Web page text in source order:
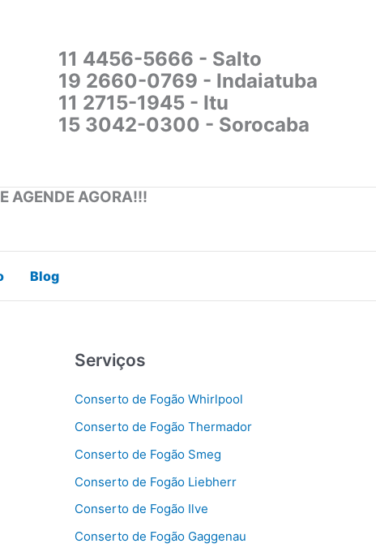
11 4456-5666 - Salto
19 2660-0769 - Indaiatuba
11 2715-1945 - Itu
15 3042-0300 - Sorocaba
AGENDE AGORA!!!
Blog
Serviços
Conserto de Fogão Whirlpool
Conserto de Fogão Thermador
Conserto de Fogão Smeg
Conserto de Fogão Liebherr
Conserto de Fogão Ilve
Conserto de Fogão Gaggenau